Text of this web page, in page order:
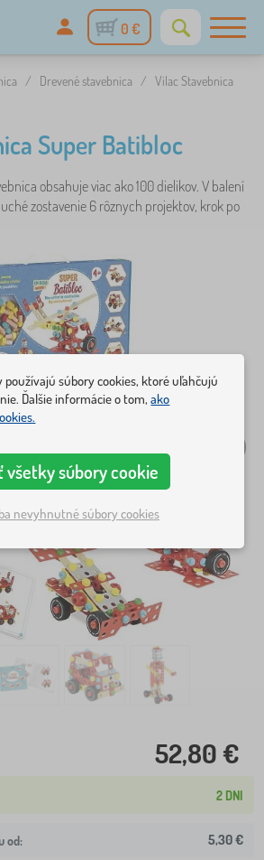
0 €
/ Drevené stavebnica / Vilac Stavebnica
Super Batibloc
obsahuje viac ako 100 dielikov. V balení
zostavenie 6 rôznych projektov, krok po
52,80 €
2 DNI
od: 5,30 €
používajú súbory cookies, ktoré uľahčujú
Ďalšie informácie o tom,ako
všetky súbory cookie
nevyhnutné súbory cookies